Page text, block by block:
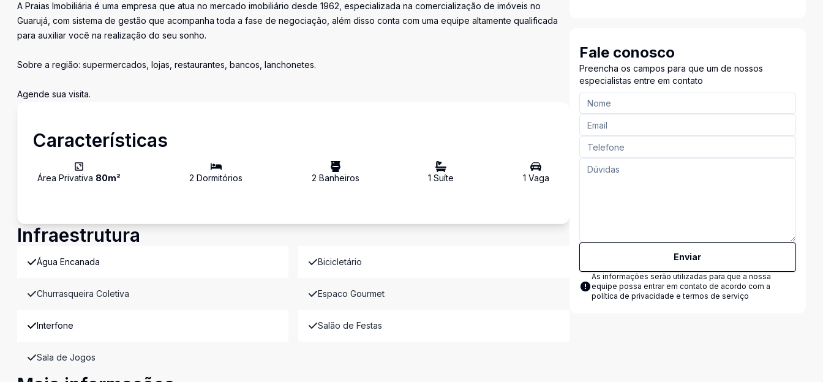
A Praias Imobiliária é uma empresa que atua no mercado imobiliário desde 1962, especializada na comercialização de imóveis no
Guarujá, com sistema de gestão que acompanha toda a fase de negociação, além disso conta com uma equipe altamente qualificada
para auxiliar você na realização do seu sonho.
Sobre a região: supermercados, lojas, restaurantes, bancos, lanchonetes.
Agende sua visita.
Características
Área Privativa 80m² 2 Dormitórios 2 Banheiros 1 Suíte 1 Vaga
Infraestrutura
Água Encanada Bicicletário
Churrasqueira Coletiva Espaco Gourmet
Interfone Salão de Festas
Sala de Jogos
Fale conosco
Preencha os campos para que um de nossos
especialistas entre em contato
Enviar
As informações serão utilizadas para que a nossa
equipe possa entrar em contato de acordo com a
política de privacidade e termos de serviço